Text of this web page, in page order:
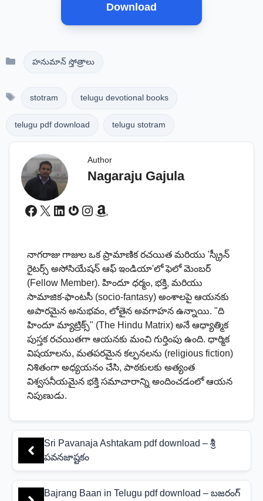
Download
Categories
హనుమాన్ స్తోత్రాలు
Tagsstotram telugu devotional books
telugu pdf download telugu stotram
Author
Nagaraju Gajula
Facebook
X LinkedIn
Gravatar
Instagram
Amazon
నాగరాజు గాజుల ఒక ప్రామాణిక రచయిత మరియు 'స్క్రీన్
రైటర్స్ అసోసియేషన్ ఆఫ్ ఇండియా'లో ఫెలో మెంబర్
(Fellow Member). హిందూ ధర్మం, భక్తి, మరియు
సామాజిక-ఫాంటసీ (socio-fantasy) అంశాలపై ఆయనకు
అపారమైన అనుభవం, లోతైన అవగాహన ఉన్నాయి. "ది
హిందూ మ్యాట్రిక్స్" (The Hindu Matrix) అనే ఆధ్యాత్మిక
పుస్తక రచయితగా ఆయనకు మంచి గుర్తింపు ఉంది. ధార్మిక
విషయాలను, మతపరమైన కల్పనలను (religious fiction)
నిశితంగా అధ్యయనం చేసి, పాఠకులకు అత్యంత
విశ్వసనీయమైన భక్తి సమాచారాన్ని అందించడంలో ఆయన
నిపుణుడు.
Sri Pavanaja Ashtakam pdf download – శ్రీ
పవనజాష్టకం
Bajrang Baan in Telugu pdf download – బజరంగ్